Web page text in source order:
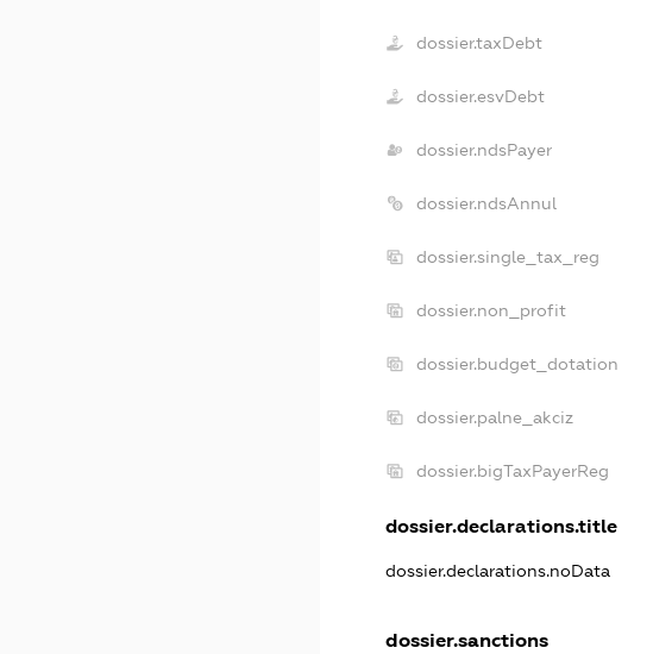
dossier.taxDebt
dossier.esvDebt
dossier.ndsPayer
dossier.ndsAnnul
dossier.single_tax_reg
dossier.non_profit
dossier.budget_dotation
dossier.palne_akciz
dossier.bigTaxPayerReg
dossier.declarations.title
dossier.declarations.noData
dossier.sanctions